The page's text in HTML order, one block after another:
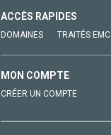
ACCÈS RAPIDES
DOMAINES TRAITÉS EMC
MON COMPTE
CRÉER UN COMPTE